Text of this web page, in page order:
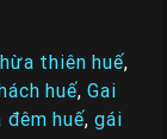
thiên huế,
huế,Gai
đêm huế,gái